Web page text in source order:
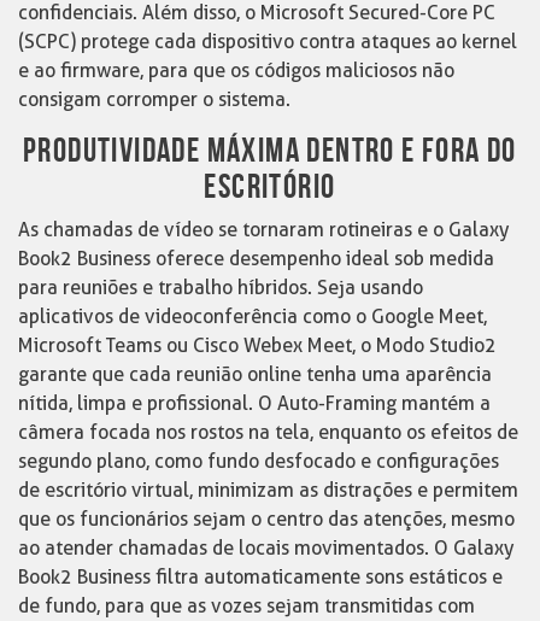
confidenciais. Além disso, o Microsoft Secured-Core PC
(SCPC) protege cada dispositivo contra ataques ao kernel
e ao firmware, para que os códigos maliciosos não
consigam corromper o sistema.
PRODUTIVIDADE MÁXIMA DENTRO E FORA DO
ESCRITÓRIO
As chamadas de vídeo se tornaram rotineiras e o Galaxy
Book2 Business oferece desempenho ideal sob medida
para reuniões e trabalho híbridos. Seja usando
aplicativos de videoconferência como o Google Meet,
Microsoft Teams ou Cisco Webex Meet, o Modo Studio2
garante que cada reunião online tenha uma aparência
nítida, limpa e profissional. O Auto-Framing mantém a
câmera focada nos rostos na tela, enquanto os efeitos de
segundo plano, como fundo desfocado e configurações
de escritório virtual, minimizam as distrações e permitem
que os funcionários sejam o centro das atenções, mesmo
ao atender chamadas de locais movimentados. O Galaxy
Book2 Business filtra automaticamente sons estáticos e
de fundo, para que as vozes sejam transmitidas com